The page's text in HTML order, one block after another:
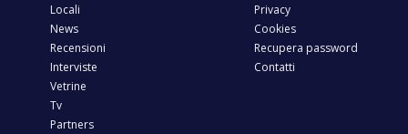
Locali
News
Recensioni
Interviste
Vetrine
Tv
Partners
Privacy
Cookies
Recupera password
Contatti